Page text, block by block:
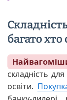
багато
складність
освіти.